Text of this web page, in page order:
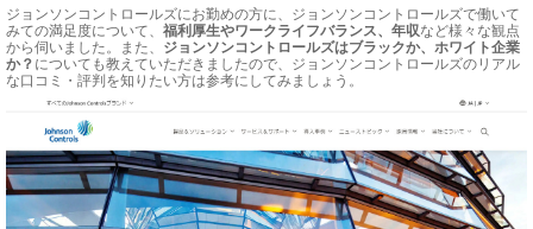
ジョンソンコントロールズにお勤めの方に、ジョンソンコントロールズで働いて
みての満足度について、 福利厚生やワークライフバランス、年収など様々な観点
から伺いました。また、 ジョンソンコントロールズはブラックか、ホワイト企業
か？ についても教えていただきましたので、ジョンソンコントロールズのリアル
な口コミ・評判を知りたい方は参考にしてみましょう。